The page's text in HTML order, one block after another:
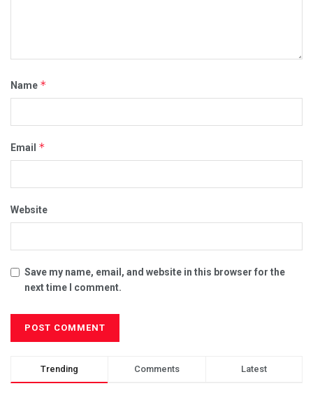
Name *
Email *
Website
Save my name, email, and website in this browser for the
next time I comment.
Trending Comments Latest